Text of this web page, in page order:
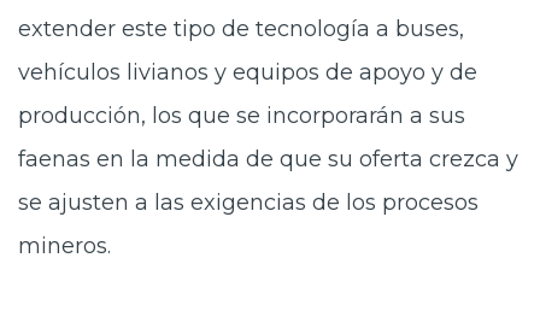
extender este tipo de tecnología a buses,
vehículos livianos y equipos de apoyo y de
producción, los que se incorporarán a sus
faenas en la medida de que su oferta crezca y
se ajusten a las exigencias de los procesos
mineros.